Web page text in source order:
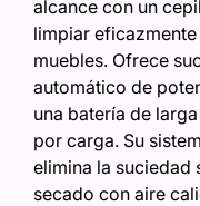
alcance con un
limpiar
muebles. Ofrece
automático de
una batería de
por carga. Su
elimina la suciedad
secado con aire